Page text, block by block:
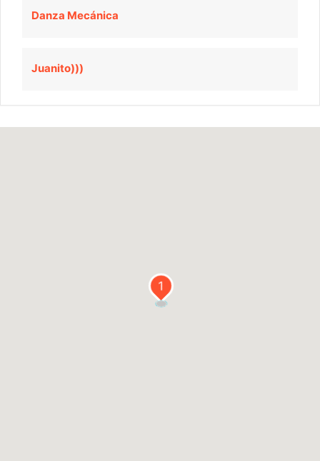
Danza Mecánica
Juanito)))
1